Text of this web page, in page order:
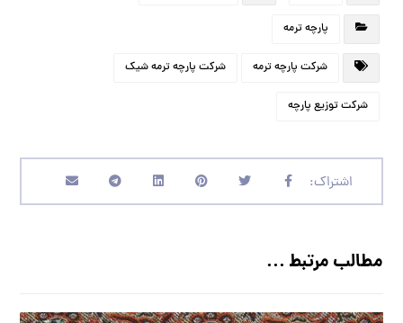
پارچه ترمه
شرکت پارچه ترمه شرکت پارچه ترمه شیک
شرکت توزیع پارچه
مطالب مرتبط ...